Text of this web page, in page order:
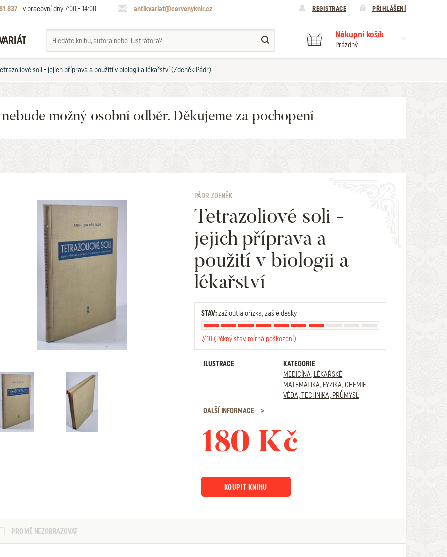
837 v pracovní dny 7:00 - 14:00 antikvariat@cervenyknir.cz REGISTRACE PŘIHLÁŠENÍ
Nákupní košík
Prázdný
soli - jejich příprava a použití v biologii a lékařství (Zdeněk Pádr)
možný osobní odběr. Děkujeme za pochopení
PÁDR ZDENĚK
Tetrazoliové soli -
jejich příprava a
použití v biologii a
lékařství
STAV:zažloutlá ořízka; zašlé desky
7/10 (Pěkný stav, mírná poškození)
ILUSTRACE
-
KATEGORIE
MEDICÍNA, LÉKAŘSKÉ
MATEMATIKA, FYZIKA, CHEMIE
VĚDA, TECHNIKA, PRŮMYSL
DALŠÍ INFORMACE
180 Kč
KOUPIT KNIHU
PRO MĚ NEZOBRAZOVAT